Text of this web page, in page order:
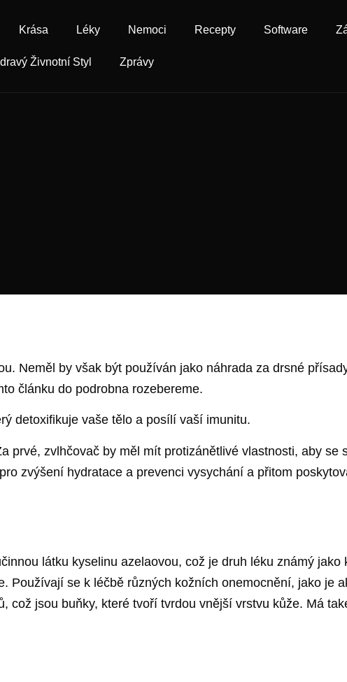
Krása Léky Nemoci Recepty Software
Živnotní Styl Zprávy
Neměl by však být používán jako náhrada za drsné
článku do podrobna rozebereme.
detoxifikuje vaše tělo a posílí vaší imunitu.
prvé, zvlhčovač by měl mít protizánětlivé vlastnosti, aby se
zvýšení hydratace a prevenci vysychání a přitom
látku kyselinu azelaovou, což je druh léku známý jako
Používají se k léčbě různých kožních onemocnění, jako je
což jsou buňky, které tvoří tvrdou vnější vrstvu kůže. Má